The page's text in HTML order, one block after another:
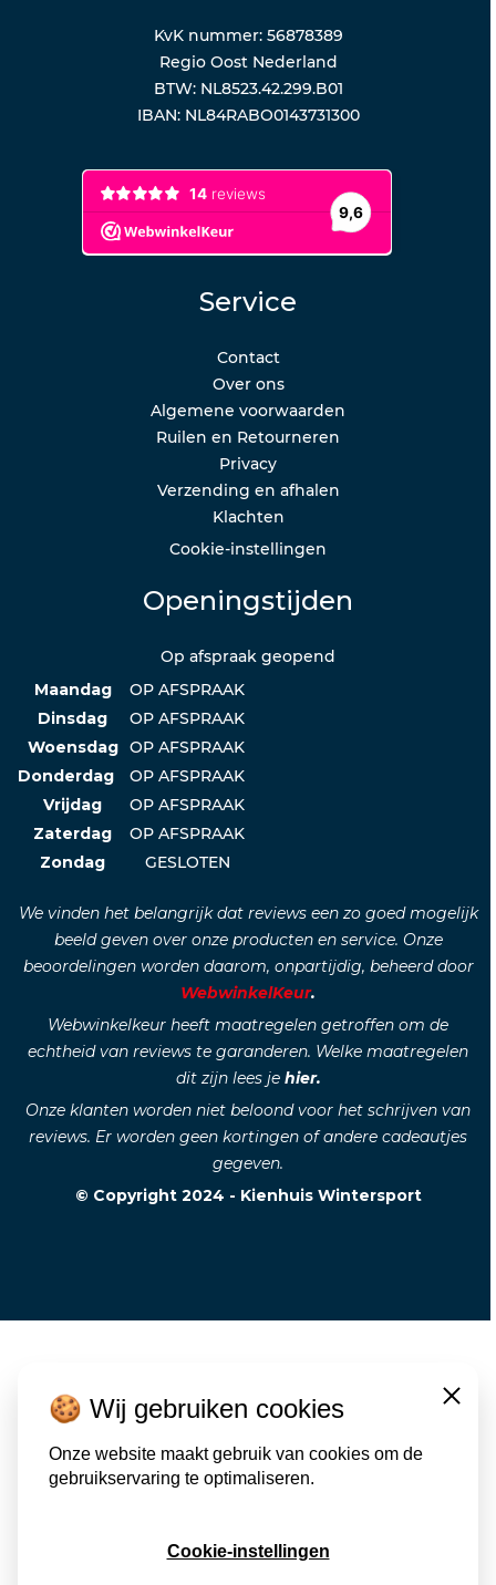
KvK nummer: 56878389
Regio Oost Nederland
BTW: NL8523.42.299.B01
IBAN: NL84RABO0143731300
Service
Contact
Over ons
Algemene voorwaarden
Ruilen en Retourneren
Privacy
Verzending en afhalen
Klachten
Cookie-instellingen
Openingstijden
Op afspraak geopend
Maandag
OP AFSPRAAK
Dinsdag
OP AFSPRAAK
Woensdag OP AFSPRAAK
Donderdag
OP AFSPRAAK
Vrijdag
OP AFSPRAAK
Zaterdag
OP AFSPRAAK
Zondag
GESLOTEN
We vinden het belangrijk dat reviews een zo goed mogelijk
beeld geven over onze producten en service. Onze
beoordelingen worden daarom, onpartijdig, beheerd door
WebwinkelKeur.
Webwinkelkeur heeft maatregelen getroffen om de
echtheid van reviews te garanderen. Welke maatregelen
dit zijn lees je hier.
Onze klanten worden niet beloond voor het schrijven van
reviews. Er worden geen kortingen of andere cadeautjes
gegeven.
© Copyright 2024 - Kienhuis Wintersport
🍪 Wij gebruiken cookies
Onze website maakt gebruik van cookies om de
gebruikservaring te optimaliseren.
Close
Cookie-instellingen